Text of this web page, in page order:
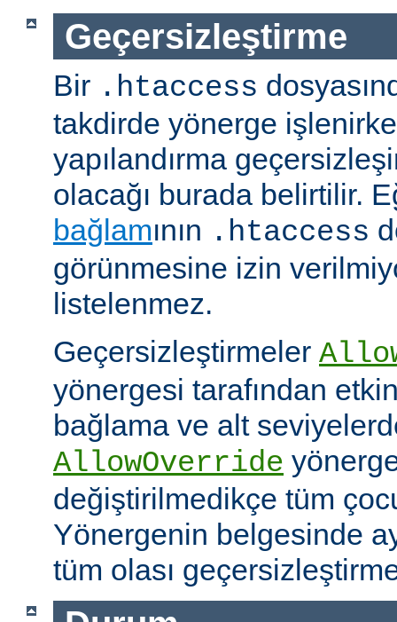
Geçersizleştirme
Bir .htaccess
takdirde yönerge
yapılandırma
olacağı burada belirtilir.
bağlamının .htaccess
görünmesine izin
listelenmez.
Geçersizleştirmeler
yönergesi tarafından
bağlama ve alt
AllowOverride
değiştirilmedikçe tüm
Yönergenin belgesinde
tüm olası